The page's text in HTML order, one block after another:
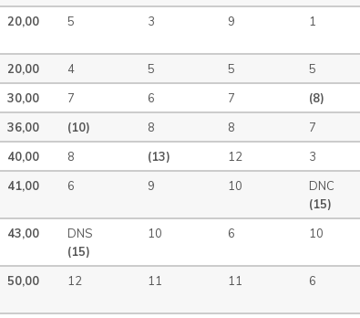
20,00 5 3 9 1
20,00 4 5 5 5
30,00 7 6 7 (8)
36,00 (10) 8 8 7
40,00 8 (13) 12 3
41,00 6 9 10
DNC
(15)
43,00
DNS
(15)
10 6 10
50,00 12 11 11 6